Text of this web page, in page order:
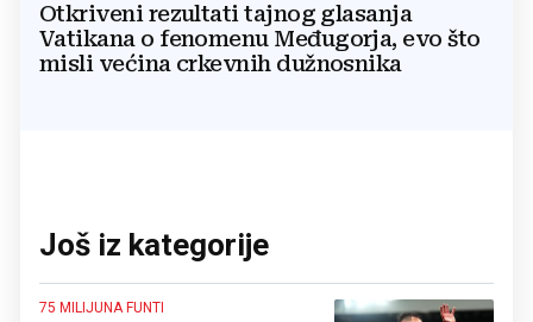
Otkriveni rezultati tajnog glasanja
Vatikana o fenomenu Međugorja, evo što
misli većina crkevnih dužnosnika
Još iz kategorije
75 MILIJUNA FUNTI